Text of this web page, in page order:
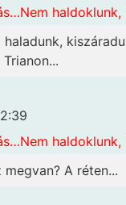
haldoklunk,
haladunk,
haldoklunk,
A réten...